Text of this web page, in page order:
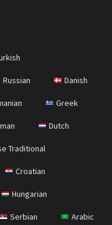
Russian Danish
Greek
Dutch
Traditional
Croatian
Hungarian
Serbian Arabic